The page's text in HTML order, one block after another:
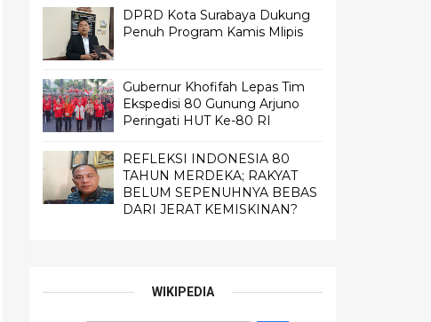
DPRD Kota Surabaya Dukung
Penuh Program Kamis Mlipis
Gubernur Khofifah Lepas Tim
Ekspedisi 80 Gunung Arjuno
Peringati HUT Ke-80 RI
REFLEKSI INDONESIA 80
TAHUN MERDEKA; RAKYAT
BELUM SEPENUHNYA BEBAS
DARI JERAT KEMISKINAN?
WIKIPEDIA